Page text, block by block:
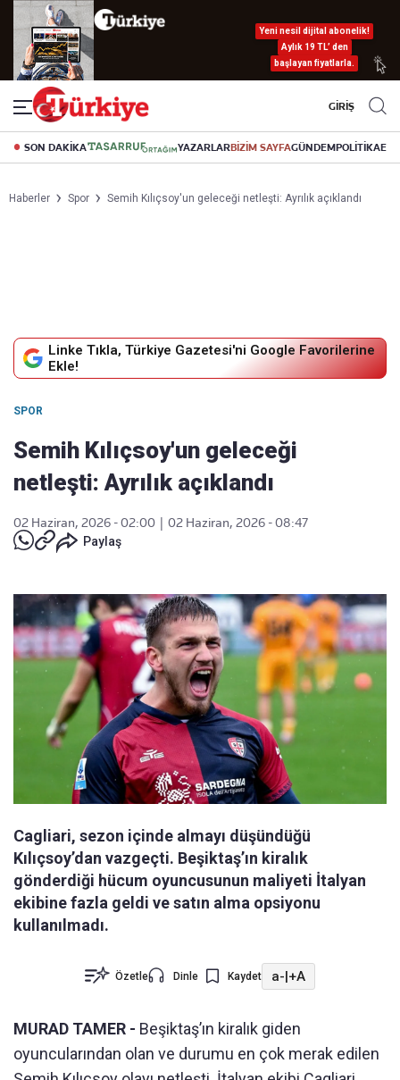
Yeni nesil dijital abonelik!
Aylık 19 TL’ den
başlayan fiyatlarla.
GİRİŞ
SON DAKİKA YAZARLARBİZİM SAYFAGÜNDEMPOLİTİKA
Haberler Spor Semih Kılıçsoy'un geleceği netleşti: Ayrılık açıklandı
Linke Tıkla, Türkiye Gazetesi'ni Google Favorilerine
Ekle!
SPOR
Semih Kılıçsoy'un geleceği
netleşti: Ayrılık açıklandı
02 Haziran, 2026 - 02:00
02 Haziran, 2026 - 08:47
Paylaş
Cagliari, sezon içinde almayı düşündüğü
Kılıçsoy’dan vazgeçti. Beşiktaş’ın kiralık
gönderdiği hücum oyuncusunun maliyeti İtalyan
ekibine fazla geldi ve satın alma opsiyonu
kullanılmadı.
Özetle Dinle Kaydet a-|+A
MURAD TAMER - Beşiktaş’ın kiralık giden
oyuncularından olan ve durumu en çok merak edilen